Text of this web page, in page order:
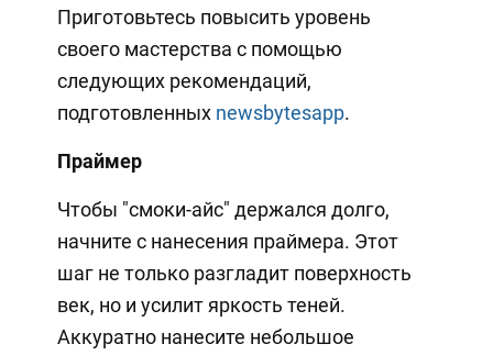
Приготовьтесь повысить уровень
своего мастерства с помощью
следующих рекомендаций,
подготовленных newsbytesapp.
Праймер
Чтобы "смоки-айс" держался долго,
начните с нанесения праймера. Этот
шаг не только разгладит поверхность
век, но и усилит яркость теней.
Аккуратно нанесите небольшое